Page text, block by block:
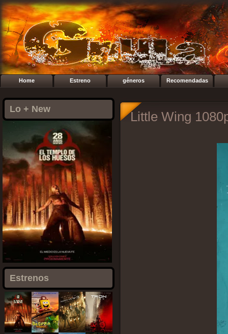
Home Estreno géneros Recomendadas
Lo + New
Estrenos
Little Wing